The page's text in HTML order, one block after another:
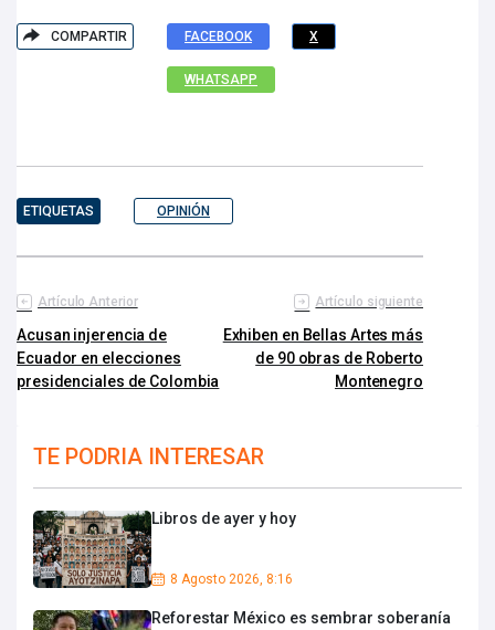
COMPARTIR FACEBOOK X
WHATSAPP
ETIQUETAS OPINIÓN
Artículo Anterior
Acusan injerencia de
Ecuador en elecciones
presidenciales de Colombia
Artículo siguiente
Exhiben en Bellas Artes más
de 90 obras de Roberto
Montenegro
TE PODRIA INTERESAR
Libros de ayer y hoy
8 Agosto 2026, 8:16
Reforestar México es sembrar soberanía